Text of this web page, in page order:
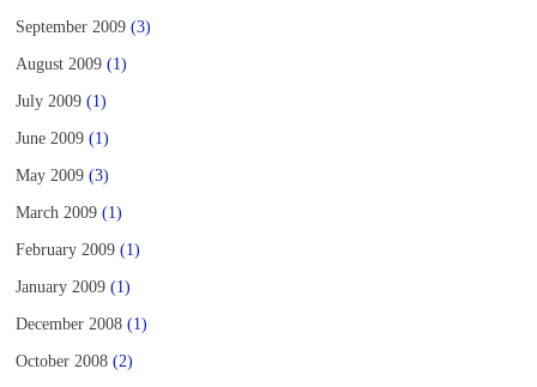
September 2009 (3)
August 2009 (1)
July 2009 (1)
June 2009 (1)
May 2009 (3)
March 2009 (1)
February 2009 (1)
January 2009 (1)
December 2008 (1)
October 2008 (2)